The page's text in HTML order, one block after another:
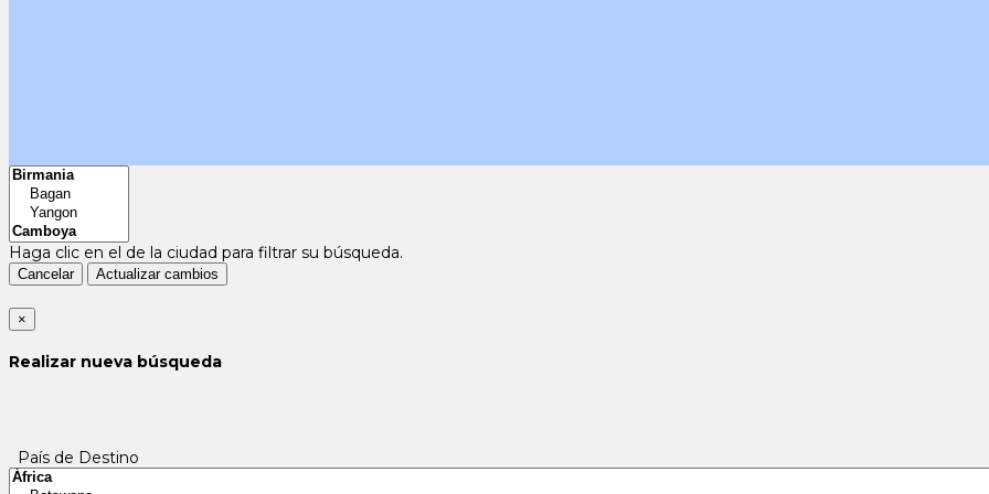
Haga clic en el de la ciudad para filtrar su búsqueda.
Cancelar Actualizar cambios
×
Realizar nueva búsqueda
País de Destino